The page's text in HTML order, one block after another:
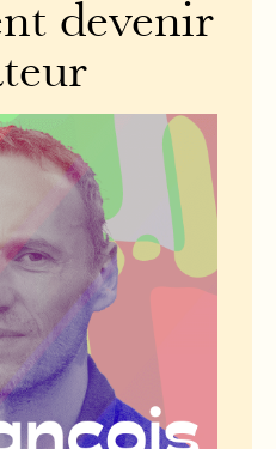
devenir